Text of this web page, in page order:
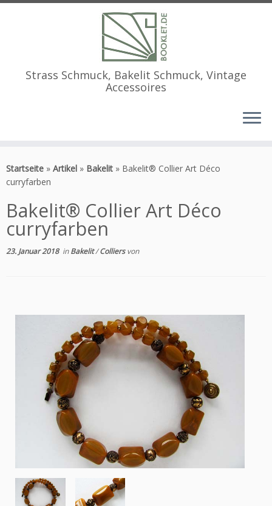
Inhalt
springen
Strass Schmuck, Bakelit Schmuck, Vintage
Accessoires
Startseite » Artikel » Bakelit » Bakelit® Collier Art Déco
curryfarben
Bakelit® Collier Art Déco
curryfarben
23. Januar 2018inBakelit/Colliersvon